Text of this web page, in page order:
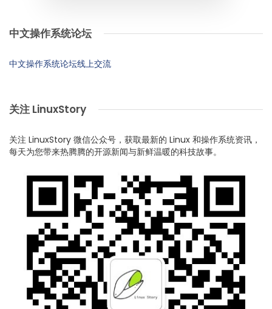
中文操作系统论坛
中文操作系统论坛线上交流
关注 LinuxStory
关注 LinuxStory 微信公众号，获取最新的 Linux 和操作系统资讯，
每天为您带来热腾腾的开源新闻与新鲜温暖的科技故事。